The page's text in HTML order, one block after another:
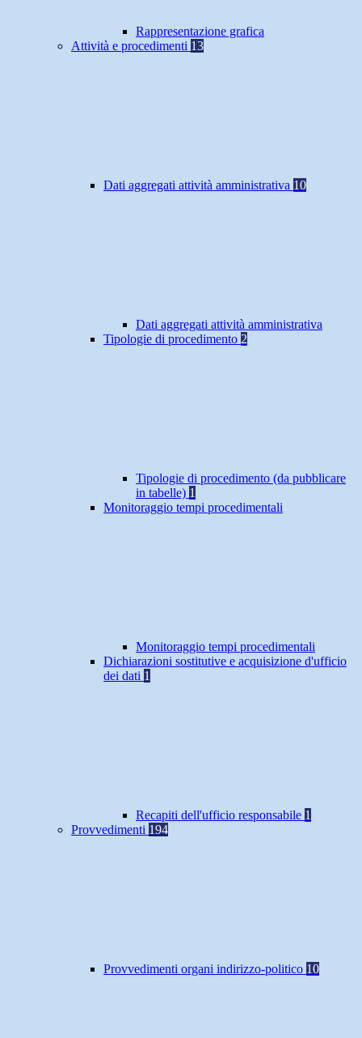
Rappresentazione grafica
Attività e procedimenti 13
Dati aggregati attività amministrativa 10
Dati aggregati attività amministrativa
Tipologie di procedimento 2
Tipologie di procedimento (da pubblicare
in tabelle) 1
Monitoraggio tempi procedimentali
Monitoraggio tempi procedimentali
Dichiarazioni sostitutive e acquisizione d'ufficio
dei dati 1
Recapiti dell'ufficio responsabile 1
Provvedimenti 194
Provvedimenti organi indirizzo-politico 10